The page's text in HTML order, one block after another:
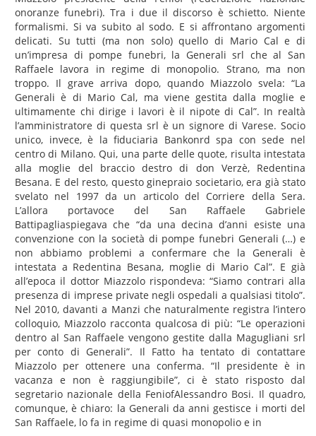
onoranze funebri). Tra i due il discorso è schietto. Niente
formalismi. Si va subito al sodo. E si affrontano argomenti
delicati. Su tutti (ma non solo) quello di Mario Cal e di
un’impresa di pompe funebri, la Generali srl che al San
Raffaele lavora in regime di monopolio. Strano, ma non
troppo. Il grave arriva dopo, quando Miazzolo svela: “La
Generali è di Mario Cal, ma viene gestita dalla moglie e
ultimamente chi dirige i lavori è il nipote di Cal”. In realtà
l’amministratore di questa srl è un signore di Varese. Socio
unico, invece, è la fiduciaria Bankonrd spa con sede nel
centro di Milano. Qui, una parte delle quote, risulta intestata
alla moglie del braccio destro di don Verzè, Redentina
Besana. E del resto, questo ginepraio societario, era già stato
svelato nel 1997 da un articolo del Corriere della Sera.
L’allora portavoce del San Raffaele Gabriele
Battipagliaspiegava che “da una decina d’anni esiste una
convenzione con la società di pompe funebri Generali (…) e
non abbiamo problemi a confermare che la Generali è
intestata a Redentina Besana, moglie di Mario Cal”. E già
all’epoca il dottor Miazzolo rispondeva: “Siamo contrari alla
presenza di imprese private negli ospedali a qualsiasi titolo”.
Nel 2010, davanti a Manzi che naturalmente registra l’intero
colloquio, Miazzolo racconta qualcosa di più: “Le operazioni
dentro al San Raffaele vengono gestite dalla Magugliani srl
per conto di Generali”. Il Fatto ha tentato di contattare
Miazzolo per ottenere una conferma. “Il presidente è in
vacanza e non è raggiungibile”, ci è stato risposto dal
segretario nazionale della FeniofAlessandro Bosi. Il quadro,
comunque, è chiaro: la Generali da anni gestisce i morti del
San Raffaele, lo fa in regime di quasi monopolio e in